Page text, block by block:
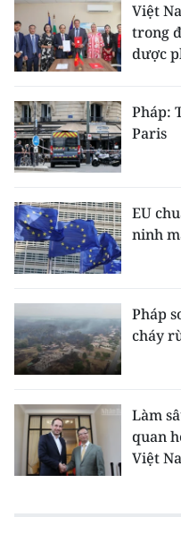
Việt
trong
dược
Pháp:
Paris
EU
ninh
Pháp
cháy
Làm
quan
Việt